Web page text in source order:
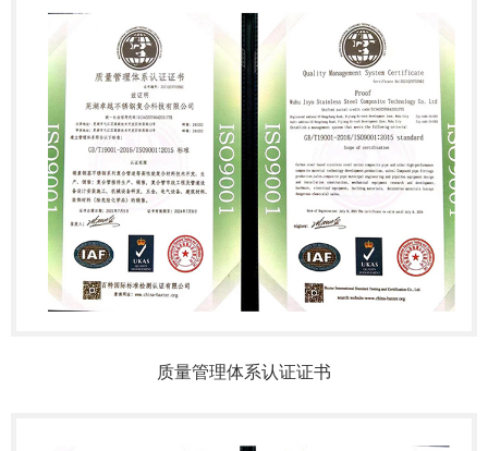
质量管理体系认证证书